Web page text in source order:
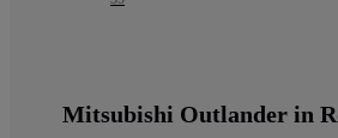
Mitsubishi Outlander in